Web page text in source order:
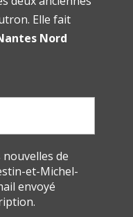
Elle fait
Nord
nouvelles de
et-Michel-
envoyé